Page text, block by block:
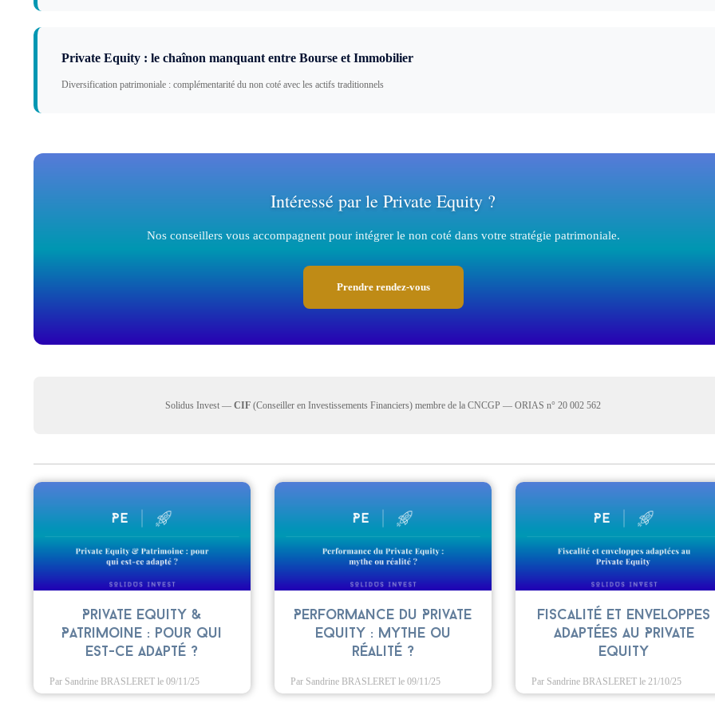
Private Equity : le chaînon manquant entre Bourse et Immobilier
Diversification patrimoniale : complémentarité du non coté avec les actifs traditionnels
Intéressé par le Private Equity ?
Nos conseillers vous accompagnent pour intégrer le non coté dans votre stratégie patrimoniale.
Prendre rendez-vous
Solidus Invest — CIF (Conseiller en Investissements Financiers) membre de la CNCGP — ORIAS n° 20 002 562
Private Equity &
Patrimoine : pour qui
est-ce adapté ?
Par Sandrine BRASLERET le 09/11/25
Performance du Private
Equity : mythe ou
réalité ?
Par Sandrine BRASLERET le 09/11/25
Fiscalité et enveloppes
adaptées au Private
Equity
Par Sandrine BRASLERET le 21/10/25